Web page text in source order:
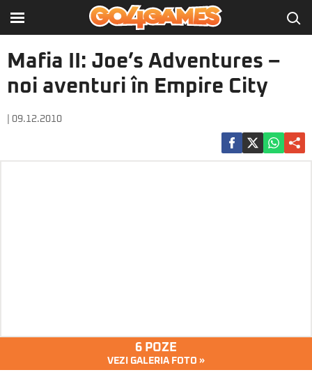
Mafia II: Joe’s Adventures –
noi aventuri în Empire City
| 09.12.2010
6 POZE
VEZI GALERIA FOTO »